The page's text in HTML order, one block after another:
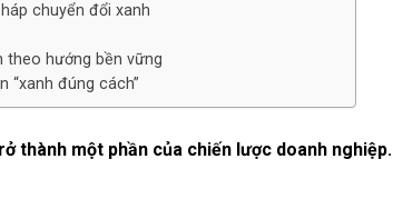
chuyển đổi xanh
theo hướng bền vững
“xanh đúng cách”
thành một phần của chiến lược doanh nghiệp.